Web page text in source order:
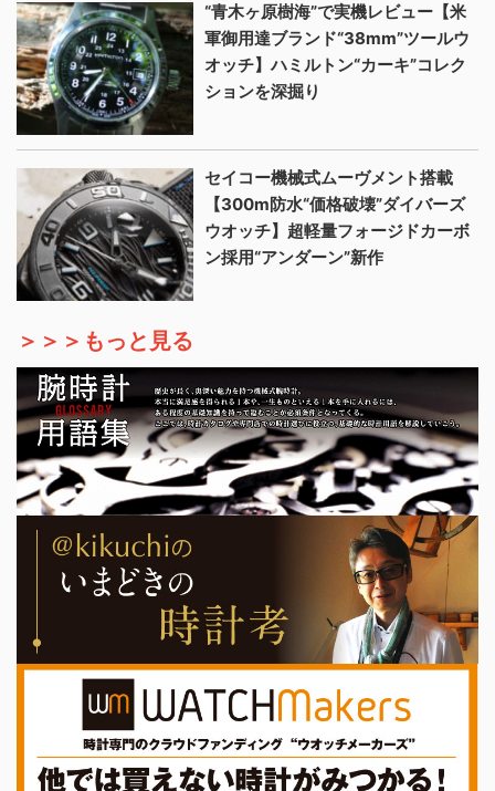
“青木ヶ原樹海”で実機レビュー【米
軍御用達ブランド“38mm”ツールウ
オッチ】ハミルトン“カーキ”コレク
ションを深掘り
セイコー機械式ムーヴメント搭載
【300m防水“価格破壊”ダイバーズ
ウオッチ】超軽量フォージドカーボ
ン採用“アンダーン”新作
＞＞＞もっと見る